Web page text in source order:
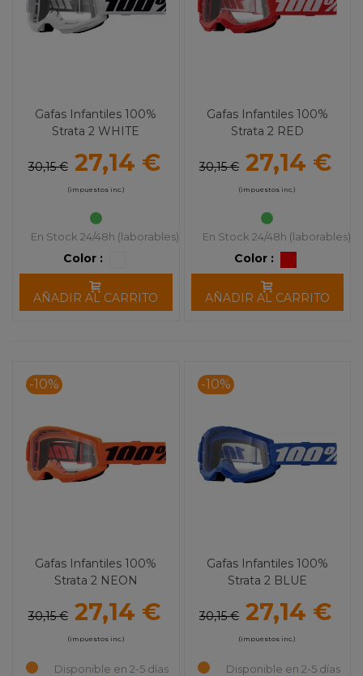
Gafas Infantiles 100%
Strata 2 WHITE
30,15 € 27,14 €
(impuestos inc.)
En Stock 24/48h (laborables)
Color :
AÑADIR AL CARRITO
Gafas Infantiles 100%
Strata 2 RED
30,15 € 27,14 €
(impuestos inc.)
En Stock 24/48h (laborables)
Color :
AÑADIR AL CARRITO
-10%
Gafas Infantiles 100%
Strata 2 NEON
30,15 € 27,14 €
(impuestos inc.)
Disponible en 2-5 días
-10%
Gafas Infantiles 100%
Strata 2 BLUE
30,15 € 27,14 €
(impuestos inc.)
Disponible en 2-5 días